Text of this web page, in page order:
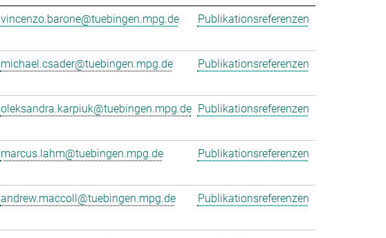
vincenzo.barone@tuebingen.mpg.de Publikationsreferenzen
michael.csader@tuebingen.mpg.de Publikationsreferenzen
oleksandra.karpiuk@tuebingen.mpg.de Publikationsreferenzen
marcus.lahm@tuebingen.mpg.de Publikationsreferenzen
andrew.maccoll@tuebingen.mpg.de Publikationsreferenzen